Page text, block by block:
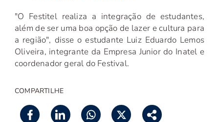
"O Festitel realiza a integração de estudantes,
além de ser uma boa opção de lazer e cultura para
a região", disse o estudante Luiz Eduardo Lemos
Oliveira, integrante da Empresa Junior do Inatel e
coordenador geral do Festival.
COMPARTILHE